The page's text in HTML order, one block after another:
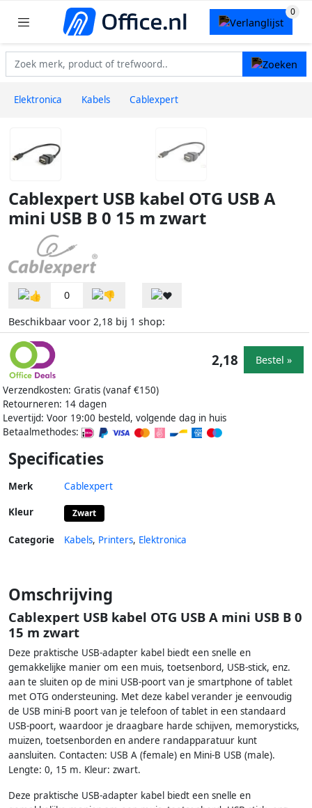
Elektronica Kabels Cablexpert
Cablexpert USB kabel OTG USB A
mini USB B 0 15 m zwart
0
Beschikbaar voor 2,18 bij 1 shop:
Verzendkosten: Gratis (vanaf €150)
Retourneren: 14 dagen
Levertijd: Voor 19:00 besteld, volgende dag in huis
Betaalmethodes:
2,18 Bestel »
Specificaties
Merk Cablexpert
Kleur Zwart
Categorie Kabels, Printers, Elektronica
Omschrijving
Cablexpert USB kabel OTG USB A mini USB B 0
15 m zwart
Deze praktische USB-adapter kabel biedt een snelle en
gemakkelijke manier om een muis, toetsenbord, USB-stick, enz.
aan te sluiten op de mini USB-poort van je smartphone of tablet
met OTG ondersteuning. Met deze kabel verander je eenvoudig
de USB mini-B poort van je telefoon of tablet in een standaard
USB-poort, waardoor je draagbare harde schijven, memorysticks,
muizen, toetsenborden en andere randapparatuur kunt
aansluiten. Contacten: USB A (female) en Mini-B USB (male).
Lengte: 0, 15 m. Kleur: zwart.
Deze praktische USB-adapter kabel biedt een snelle en